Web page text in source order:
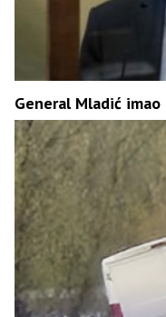
General Mladić